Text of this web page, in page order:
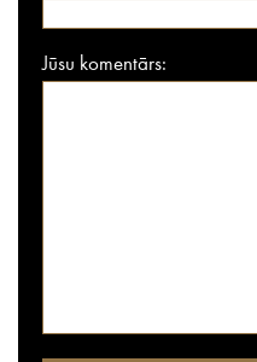
Jūsu komentārs: